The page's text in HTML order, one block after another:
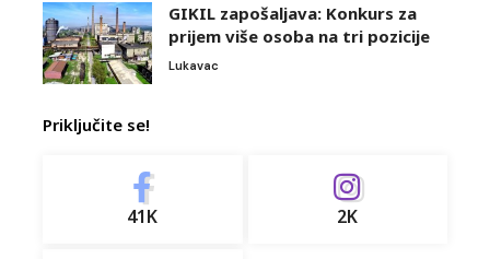
GIKIL zapošaljava: Konkurs za
prijem više osoba na tri pozicije
Lukavac
Priključite se!
41K 2K